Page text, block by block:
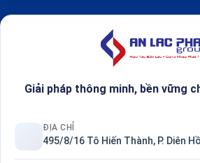
Giải pháp thông minh, bền vững
ĐỊA CHỈ
495/8/16 Tô Hiến Thành, P. Diên